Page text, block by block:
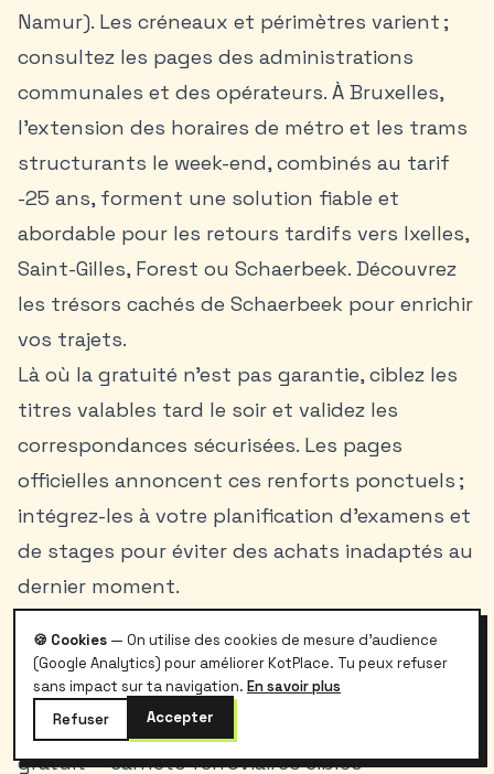
Namur). Les créneaux et périmètres varient ;
consultez les pages des administrations
communales et des opérateurs. À Bruxelles,
l’extension des horaires de métro et les trams
structurants le week-end, combinés au tarif
-25 ans, forment une solution fiable et
abordable pour les retours tardifs vers Ixelles,
Saint-Gilles, Forest ou Schaerbeek. Découvrez
les trésors cachés de Schaerbeek pour enrichir
vos trajets.
Là où la gratuité n’est pas garantie, ciblez les
titres valables tard le soir et validez les
correspondances sécurisées. Les pages
officielles annoncent ces renforts ponctuels ;
intégrez-les à votre planification d’examens et
de stages pour éviter des achats inadaptés au
dernier moment.
titres et doper les économies transport du
budget étudiant
Assembler les titres : illimité urbain quasi
gratuit + carnets ferroviaires ciblés
🍪 Cookies — On utilise des cookies de mesure d'audience
(Google Analytics) pour améliorer KotPlace. Tu peux refuser
sans impact sur ta navigation. En savoir plus
Refuser
Accepter